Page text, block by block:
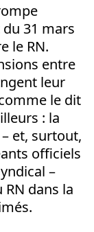
31 mars
le RN.
entre
leur
le dit
: la
et, surtout,
officiels
–
dans la